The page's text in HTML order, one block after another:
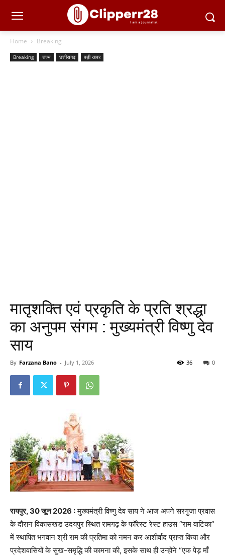
Home Breaking
Breaking राज्य छत्तीसगढ़ बड़ी खबर
मातृशक्ति एवं प्रकृति के प्रति श्रद्धा
का अनुपम संगम : मुख्यमंत्री विष्णु देव
साय
By Farzana Bano - July 1, 2026 0
36
रायपुर, 30 जून 2026 :मुख्यमंत्री विष्णु देव साय ने आज अपने सरगुजा प्रवास
के दौरान विकासखंड उदयपुर स्थित रामगढ़ के फॉरेस्ट रेस्ट हाउस “राम वाटिका”
में स्थापित भगवान श्री राम की प्रतिमा को नमन कर आशीर्वाद प्राप्त किया और
प्रदेशवासियों के सुख-समृद्धि की कामना की, इसके साथ ही उन्होंने “एक पेड़ माँ